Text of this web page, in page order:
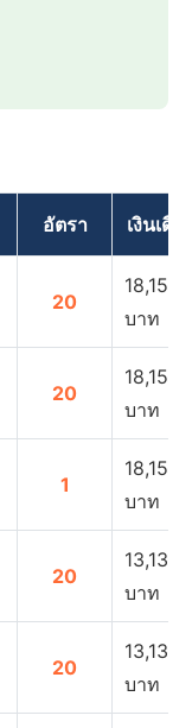
อัตรา เงินเดือ
20
18,150
บาท
20
18,150
บาท
1
18,150
บาท
20
13,130
บาท
20
13,130
บาท